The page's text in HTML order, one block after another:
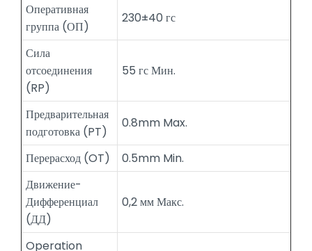
Оперативная
группа (ОП)
230±40 гс
Сила
отсоединения
(RP)
55 гс Мин.
Предварительная
подготовка (PT)
0.8mm Max.
Перерасход (OT)
0.5mm Min.
Движение-
Дифференциал
(ДД)
0,2 мм Макс.
Operation